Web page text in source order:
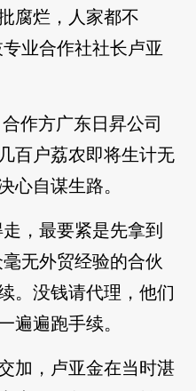
腐烂，人家都不
业合作社社长卢亚
作方广东日昇公司
百户荔农即将生计无
心自谋生路。
，最要紧是先拿到
无外贸经验的合伙
。没钱请代理，他们
遍遍跑手续。
加，卢亚金在当时湛